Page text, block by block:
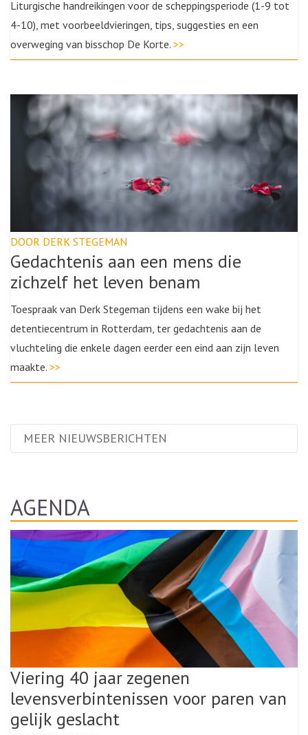
Liturgische handreikingen voor de scheppingsperiode (1-9 tot
4-10), met voorbeeldvieringen, tips, suggesties en een
overweging van bisschop De Korte. >>
DOOR DERK STEGEMAN
Gedachtenis aan een mens die
zichzelf het leven benam
Toespraak van Derk Stegeman tijdens een wake bij het
detentiecentrum in Rotterdam, ter gedachtenis aan de
vluchteling die enkele dagen eerder een eind aan zijn leven
maakte. >>
MEER NIEUWSBERICHTEN
AGENDA
Viering 40 jaar zegenen
levensverbintenissen voor paren van
gelijk geslacht